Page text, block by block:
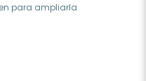
para ampliarla